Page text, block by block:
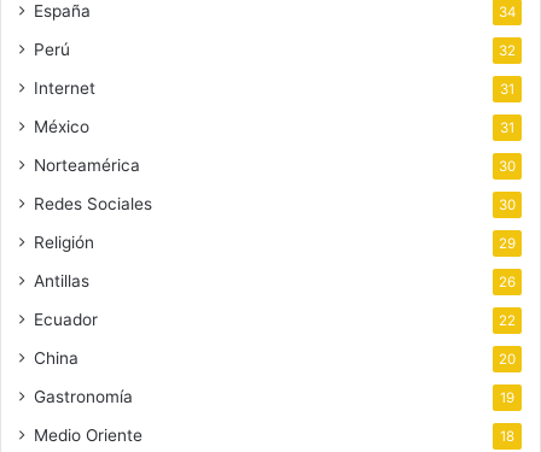
España 34
Perú 32
Internet 31
México 31
Norteamérica 30
Redes Sociales 30
Religión 29
Antillas 26
Ecuador 22
China 20
Gastronomía 19
Medio Oriente 18